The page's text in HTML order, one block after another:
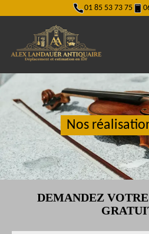
01 85 53 73 75
Nos
DEMANDEZ